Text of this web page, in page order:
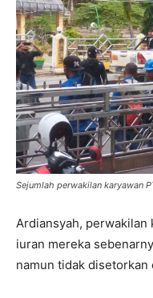
Sejumlah perwakilan karyawan
Ardiansyah, perwakilan
iuran mereka
namun tidak disetorkan